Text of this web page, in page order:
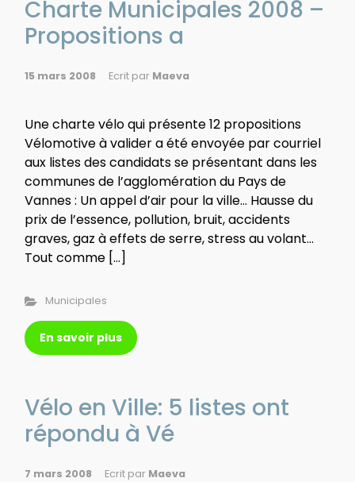
Charte Municipales 2008 –
Propositions a
15 mars 2008 Ecrit par Maeva
Une charte vélo qui présente 12 propositions
Vélomotive à valider a été envoyée par courriel
aux listes des candidats se présentant dans les
communes de l’agglomération du Pays de
Vannes : Un appel d’air pour la ville… Hausse du
prix de l’essence, pollution, bruit, accidents
graves, gaz à effets de serre, stress au volant…
Tout comme […]
Municipales
En savoir plus
Vélo en Ville: 5 listes ont
répondu à Vé
7 mars 2008 Ecrit par Maeva